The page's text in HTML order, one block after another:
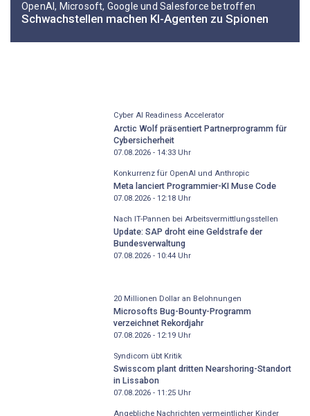
OpenAI, Microsoft, Google und Salesforce betroffen
Schwachstellen machen KI-Agenten zu Spionen
Cyber AI Readiness Accelerator
Arctic Wolf präsentiert Partnerprogramm für
Cybersicherheit
07.08.2026 - 14:33Uhr
Konkurrenz für OpenAI und Anthropic
Meta lanciert Programmier-KI Muse Code
07.08.2026 - 12:18Uhr
Nach IT-Pannen bei Arbeitsvermittlungsstellen
Update: SAP droht eine Geldstrafe der
Bundesverwaltung
07.08.2026 - 10:44Uhr
20 Millionen Dollar an Belohnungen
Microsofts Bug-Bounty-Programm
verzeichnet Rekordjahr
07.08.2026 - 12:19Uhr
Syndicom übt Kritik
Swisscom plant dritten Nearshoring-Standort
in Lissabon
07.08.2026 - 11:25Uhr
Angebliche Nachrichten vermeintlicher Kinder